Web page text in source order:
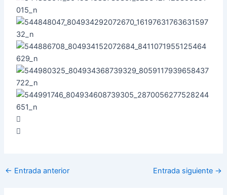
← Entrada anterior Entrada siguiente →